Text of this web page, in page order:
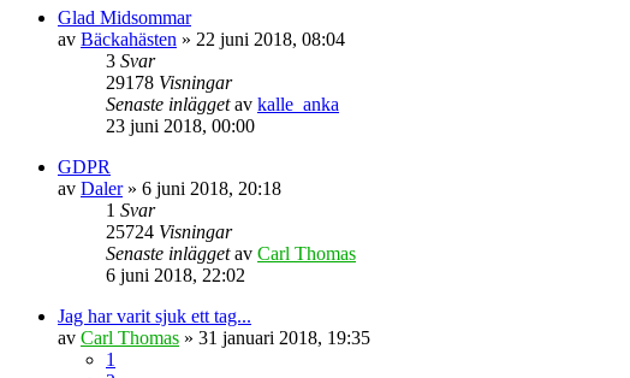
Glad Midsommar
av Bäckahästen » 22 juni 2018, 08:04
3 Svar
29178 Visningar
Senaste inläggetav kalle_anka
23 juni 2018, 00:00
GDPR
av Daler» 6 juni 2018, 20:18
1 Svar
25724 Visningar
Senaste inläggetav Carl Thomas
6 juni 2018, 22:02
Jag har varit sjuk ett tag...
av Carl Thomas » 31 januari 2018, 19:35
1